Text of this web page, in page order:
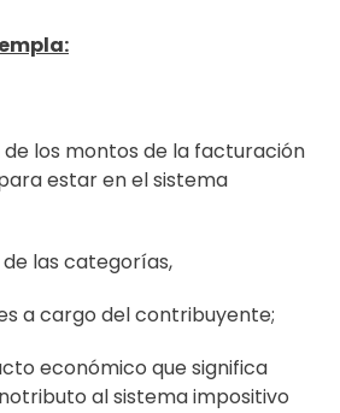
de los montos de la facturación
estar en elsistema
las categorías,
a cargo del contribuyente;
económico que significa
al sistemaimpositivo